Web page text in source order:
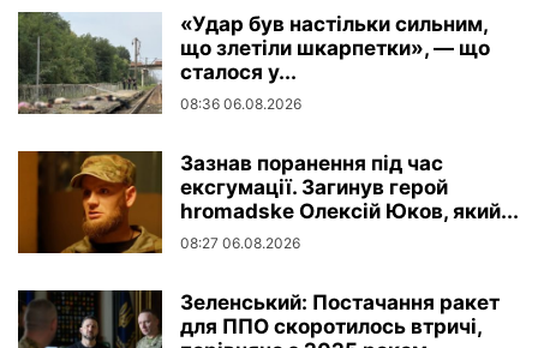
«Удар був настільки сильним,
що злетіли шкарпетки», — що
сталося у...
08:36 06.08.2026
Зазнав поранення під час
ексгумації. Загинув герой
hromadske Олексій Юков, який...
08:27 06.08.2026
Зеленський: Постачання ракет
для ППО скоротилось втричі,